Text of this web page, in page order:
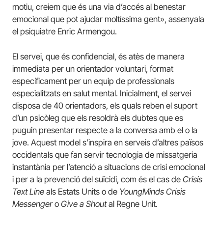
motiu, creiem que és una via d’accés al benestar
emocional que pot ajudar moltíssima gent», assenyala
el psiquiatre Enric Armengou.
El servei, que és confidencial, és atès de manera
immediata per un orientador voluntari, format
específicament per un equip de professionals
especialitzats en salut mental. Inicialment, el servei
disposa de 40 orientadors, els quals reben el suport
d’un psicòleg que els resoldrà els dubtes que es
puguin presentar respecte a la conversa amb el o la
jove. Aquest model s’inspira en serveis d’altres països
occidentals que fan servir tecnologia de missatgeria
instantània per l’atenció a situacions de crisi emocional
i per a la prevenció del suïcidi, com és el cas de Crisis
Text Line als Estats Units o de YoungMinds Crisis
Messengero Give a Shoutal Regne Unit.